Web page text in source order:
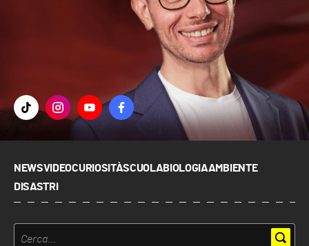
NEWSVIDEOCURIOSITÀSCUOLABIOLOGIAAMBIENTE
DISASTRI